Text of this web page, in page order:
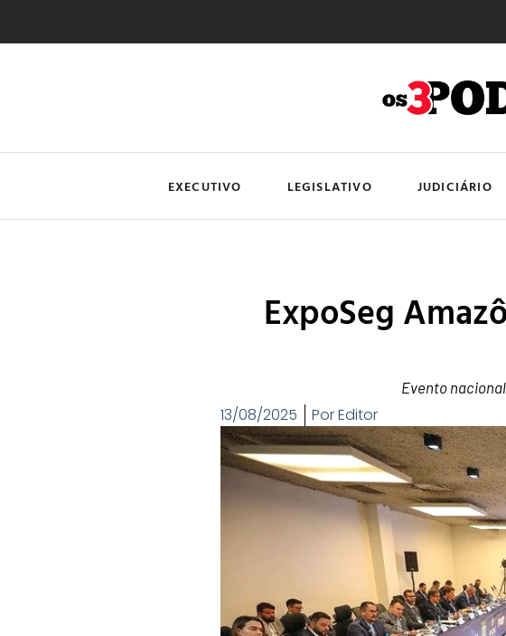
EXECUTIVO LEGISLATIVO JUDICIÁRIO
ExpoSeg
Evento
13/08/2025 PorEditor